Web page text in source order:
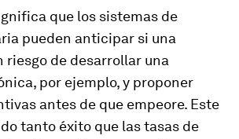
que los sistemas de
pueden anticipar si una
riesgo de desarrollar una
por ejemplo, y proponer
antes de que empeore. Este
tanto éxito que las tasas de